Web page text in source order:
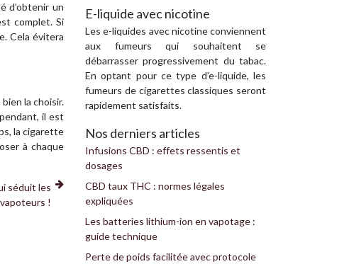
d’obtenir un
complet. Si
Cela évitera
la choisir.
il est
la cigarette
à chaque
séduit les
vapoteurs !
E-liquide avec nicotine
Les e-liquides avec nicotine conviennent
aux fumeurs qui souhaitent se
débarrasser progressivement du tabac.
En optant pour ce type d’e-liquide, les
fumeurs de cigarettes classiques seront
rapidement satisfaits.
Nos derniers articles
Infusions CBD : effets ressentis et
dosages
CBD taux THC : normes légales
expliquées
Les batteries lithium-ion en vapotage :
guide technique
Perte de poids facilitée avec protocole